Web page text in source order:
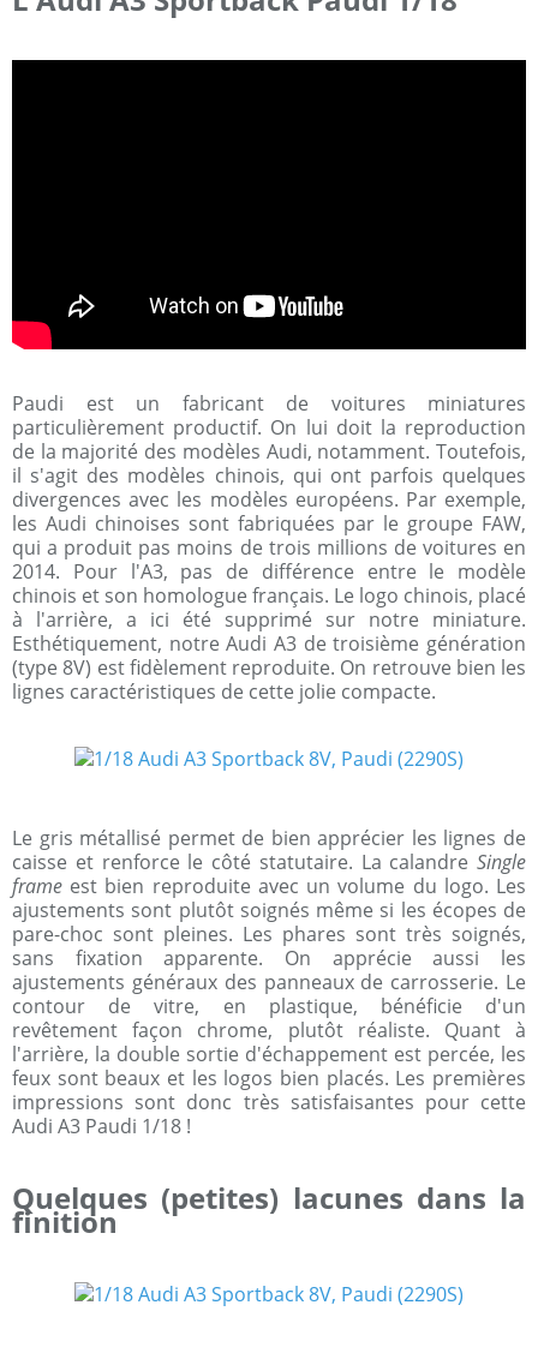
Paudi est un fabricant de voitures miniatures
particulièrement productif. On lui doit la reproduction
de la majorité des modèles Audi, notamment. Toutefois,
il s'agit des modèles chinois, qui ont parfois quelques
divergences avec les modèles européens. Par exemple,
les Audi chinoises sont fabriquées par le groupe FAW,
qui a produit pas moins de trois millions de voitures en
2014. Pour l'A3, pas de différence entre le modèle
chinois et son homologue français. Le logo chinois, placé
à l'arrière, a ici été supprimé sur notre miniature.
Esthétiquement, notre Audi A3 de troisième génération
(type 8V) est fidèlement reproduite. On retrouve bien les
lignes caractéristiques de cette jolie compacte.
Le gris métallisé permet de bien apprécier les lignes de
caisse et renforce le côté statutaire. La calandre Single
frame est bien reproduite avec un volume du logo. Les
ajustements sont plutôt soignés même si les écopes de
pare-choc sont pleines. Les phares sont très soignés,
sans fixation apparente. On apprécie aussi les
ajustements généraux des panneaux de carrosserie. Le
contour de vitre, en plastique, bénéficie d'un
revêtement façon chrome, plutôt réaliste. Quant à
l'arrière, la double sortie d'échappement est percée, les
feux sont beaux et les logos bien placés. Les premières
impressions sont donc très satisfaisantes pour cette
Audi A3 Paudi 1/18 !
Quelques (petites) lacunes dans la
finition